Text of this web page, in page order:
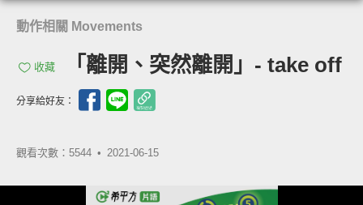
動作相關 Movements
收藏 「離開、突然離開」- take off
分享給好友：
觀看次數：5544 • 2021-06-15